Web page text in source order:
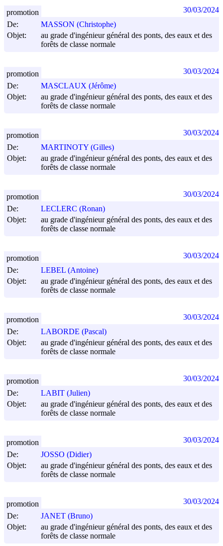
De:
MASSON (Christophe)
Objet:
au grade d'ingénieur général des ponts, des eaux et des
forêts de classe normale
promotion 30/03/2024
De:
MASCLAUX (Jérôme)
Objet:
au grade d'ingénieur général des ponts, des eaux et des
forêts de classe normale
promotion 30/03/2024
De:
MARTINOTY (Gilles)
Objet:
au grade d'ingénieur général des ponts, des eaux et des
forêts de classe normale
promotion 30/03/2024
De:
LECLERC (Ronan)
Objet:
au grade d'ingénieur général des ponts, des eaux et des
forêts de classe normale
promotion 30/03/2024
De:
LEBEL (Antoine)
Objet:
au grade d'ingénieur général des ponts, des eaux et des
forêts de classe normale
promotion 30/03/2024
De:
LABORDE (Pascal)
Objet:
au grade d'ingénieur général des ponts, des eaux et des
forêts de classe normale
promotion 30/03/2024
De:
LABIT (Julien)
Objet:
au grade d'ingénieur général des ponts, des eaux et des
forêts de classe normale
promotion 30/03/2024
De:
JOSSO (Didier)
Objet:
au grade d'ingénieur général des ponts, des eaux et des
forêts de classe normale
promotion 30/03/2024
De:
JANET (Bruno)
Objet:
au grade d'ingénieur général des ponts, des eaux et des
forêts de classe normale
promotion 30/03/2024